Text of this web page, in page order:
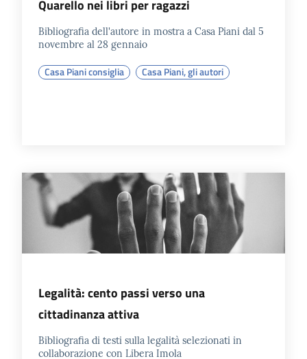
Quarello nei libri per ragazzi
Bibliografia dell'autore in mostra a Casa Piani dal 5
novembre al 28 gennaio
Casa Piani consiglia Casa Piani, gli autori
Legalità: cento passi verso una
cittadinanza attiva
Bibliografia di testi sulla legalità selezionati in
collaborazione con Libera Imola